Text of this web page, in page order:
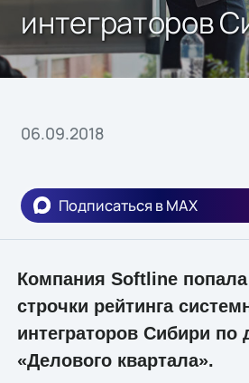
интеграторов
06.09.2018
Подписаться в MAX
Компания Softline
строчки рейтинга
интеграторов Сибири по
«Делового квартала».